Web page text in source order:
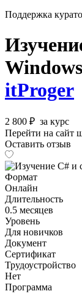
Поддержка
itProger
2 800 ₽ за курс
Перейти на сайт
Оставить отзыв
Формат
Онлайн
Длительность
0.5 месяцев
Уровень
Для новичков
Документ
Сертификат
Трудоустройство
Нет
Программа